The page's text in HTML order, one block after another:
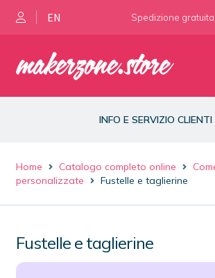
EN Spedizione
Presse per spillette e magneti
Fustelle e ricambi
INFO E SERVIZIO CLIENTI
Home Catalogo completo online
personalizzate
Fustelle e taglierine
Fustelle e taglierine